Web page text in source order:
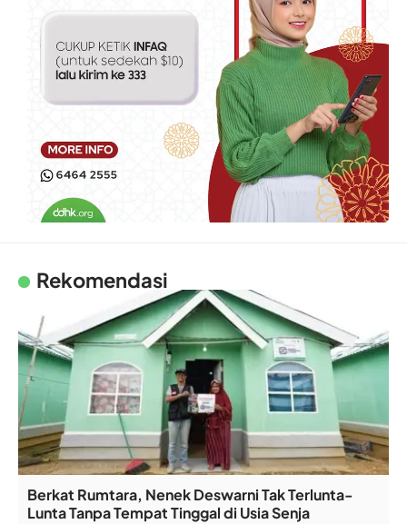
Rekomendasi
Berkat Rumtara, Nenek Deswarni Tak Terlunta-
Lunta Tanpa Tempat Tinggal di Usia Senja